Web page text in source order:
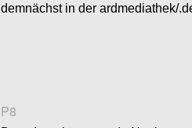
demnächst in der ardmediathek/
P8